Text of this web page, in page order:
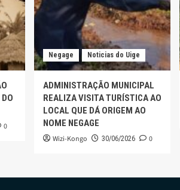
0
Negage Noticias do Uige
ADMINISTRAÇÃO MUNICIPAL
REALIZA VISITA TURÍSTICA AO
LOCAL QUE DÁ ORIGEM AO
NOME NEGAGE
Wizi-Kongo 30/06/2026 0